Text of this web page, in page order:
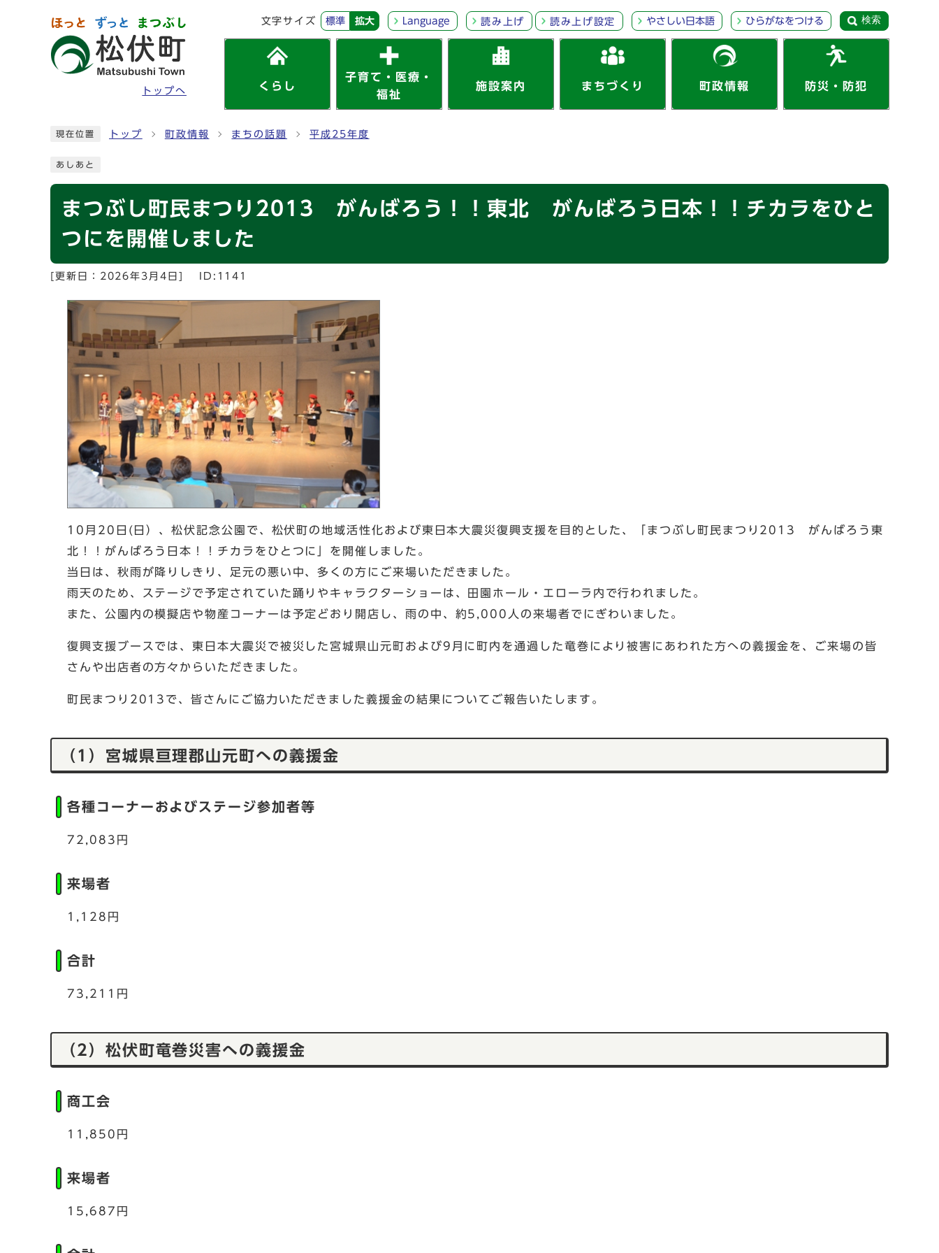
トップへ
文字サイズ 標準 拡大 Language 読み上げ 読み上げ設定 やさしい日本語 ひらがなをつける 検索
くらし
子育て・医療・
福祉
施設案内 まちづくり 町政情報 防災・防犯
現在位置 トップ 町政情報 まちの話題 平成25年度
あしあと
まつぶし町民まつり2013 がんばろう！！東北 がんばろう日本！！チカラをひと
つにを開催しました
[更新日： 2026年3月4日 ID:1141
10月20日(日）、松伏記念公園で、松伏町の地域活性化および東日本大震災復興支援を目的とした、「まつぶし町民まつり2013 がんばろう東
北！！がんばろう日本！！チカラをひとつに」を開催しました。
当日は、秋雨が降りしきり、足元の悪い中、多くの方にご来場いただきました。
雨天のため、ステージで予定されていた踊りやキャラクターショーは、田園ホール・エローラ内で行われました。
また、公園内の模擬店や物産コーナーは予定どおり開店し、雨の中、約5,000人の来場者でにぎわいました。
復興支援ブースでは、東日本大震災で被災した宮城県山元町および9月に町内を通過した竜巻により被害にあわれた方への義援金を、ご来場の皆
さんや出店者の方々からいただきました。
町民まつり2013で、皆さんにご協力いただきました義援金の結果についてご報告いたします。
（1）宮城県亘理郡山元町への義援金
各種コーナーおよびステージ参加者等
72,083円
来場者
1,128円
合計
73,211円
（2）松伏町竜巻災害への義援金
商工会
11,850円
来場者
15,687円